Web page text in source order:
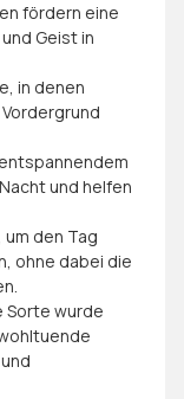
fördern eine
Geist in
in denen
und helfen
um den Tag
ohne dabei die
Sorte wurde